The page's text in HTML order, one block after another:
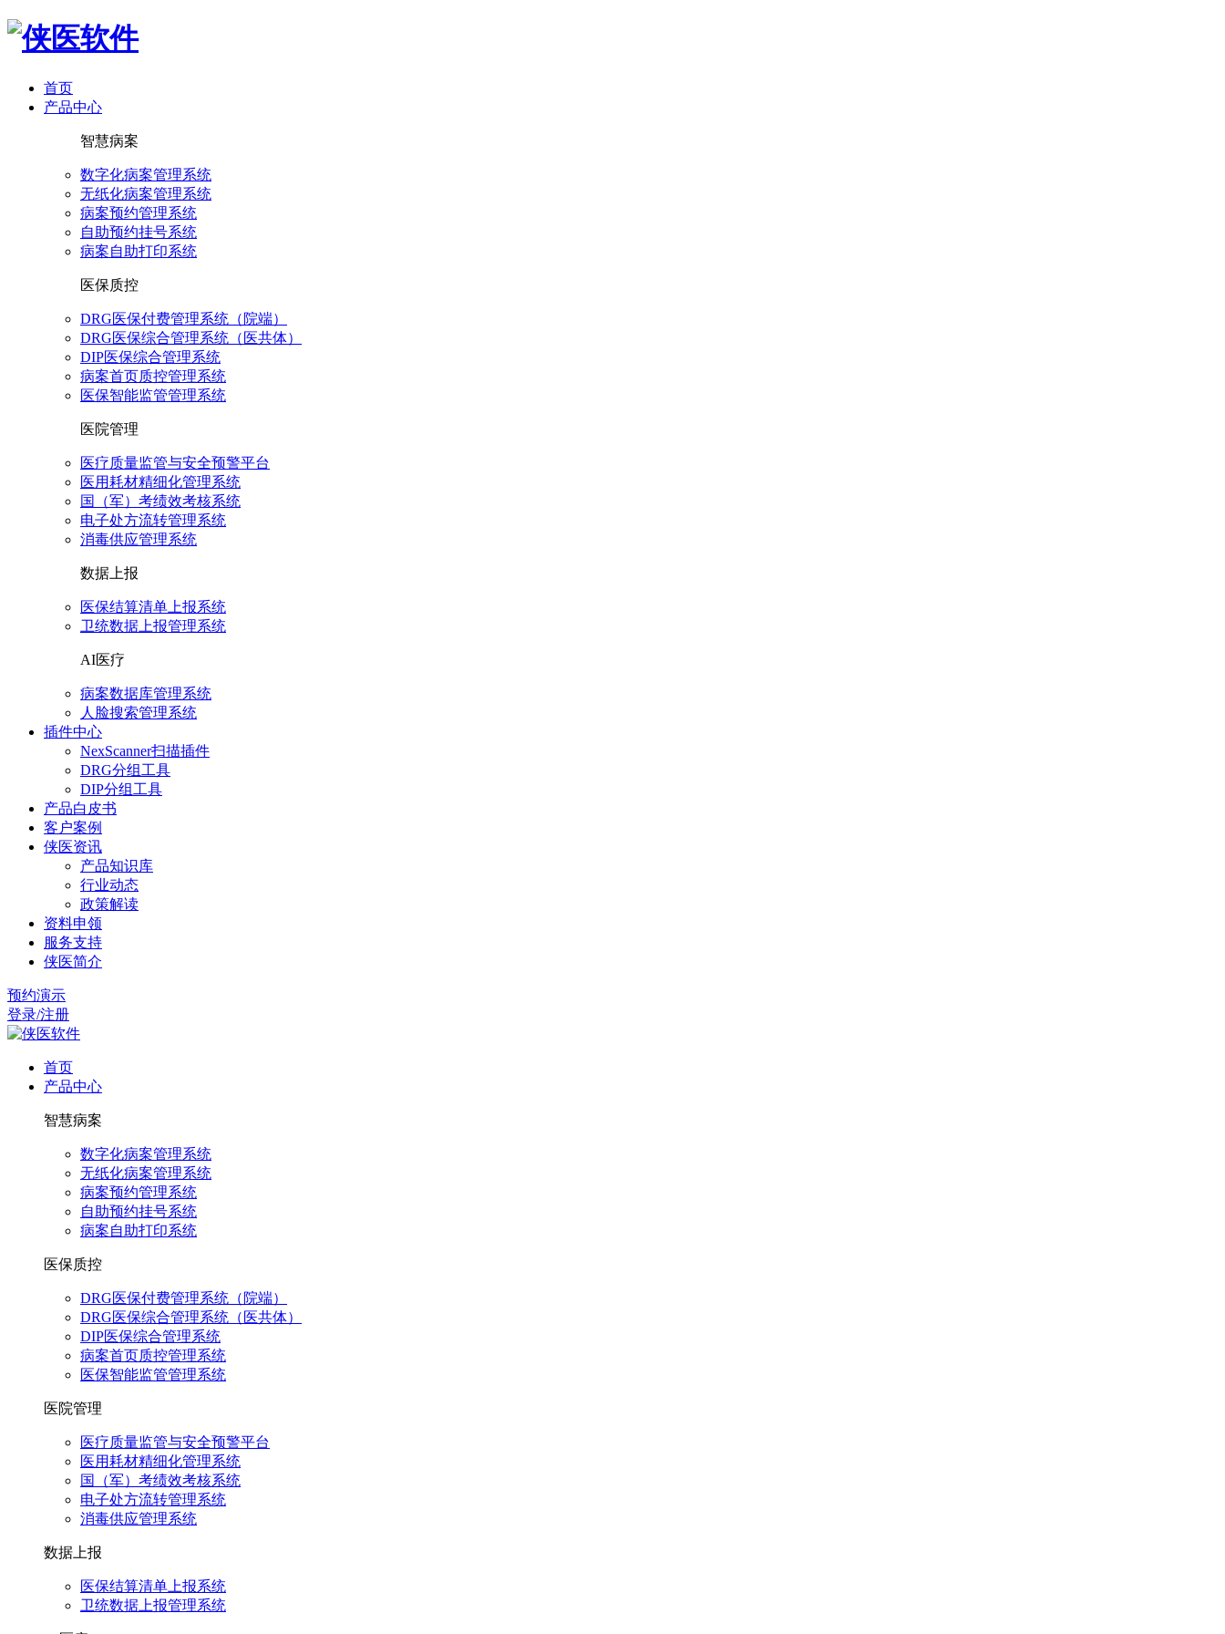
首页
产品中心
智慧病案
数字化病案管理系统
无纸化病案管理系统
病案预约管理系统
自助预约挂号系统
病案自助打印系统
医保质控
DRG医保付费管理系统（院端）
DRG医保综合管理系统（医共体）
DIP医保综合管理系统
病案首页质控管理系统
医保智能监管管理系统
医院管理
医疗质量监管与安全预警平台
医用耗材精细化管理系统
国（军）考绩效考核系统
电子处方流转管理系统
消毒供应管理系统
数据上报
医保结算清单上报系统
卫统数据上报管理系统
AI医疗
病案数据库管理系统
人脸搜索管理系统
插件中心
NexScanner扫描插件
DRG分组工具
DIP分组工具
产品白皮书
客户案例
侠医资讯
产品知识库
行业动态
政策解读
资料申领
服务支持
侠医简介
预约演示
登录/注册
首页
产品中心
智慧病案
数字化病案管理系统
无纸化病案管理系统
病案预约管理系统
自助预约挂号系统
病案自助打印系统
医保质控
DRG医保付费管理系统（院端）
DRG医保综合管理系统（医共体）
DIP医保综合管理系统
病案首页质控管理系统
医保智能监管管理系统
医院管理
医疗质量监管与安全预警平台
医用耗材精细化管理系统
国（军）考绩效考核系统
电子处方流转管理系统
消毒供应管理系统
数据上报
医保结算清单上报系统
卫统数据上报管理系统